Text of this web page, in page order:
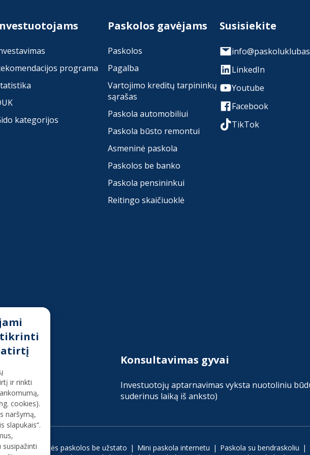
programa
kategorijos
Paskolos gavėjams
Paskolos
Pagalba
Vartojimo kreditų tarpininkų
sąrašas
Paskola automobiliui
Paskola būsto remontui
Asmeninė paskola
Paskolos be banko
Paskola pensininkui
Reitingo skaičiuoklė
Susisiekite
LinkedIn
Youtube
Facebook
TikTok
Konsultavimas gyvai
Investuotojų aptarnavimas vyksta nuotoliniu
suderinus laiką iš anksto)
Ilgalaikės paskolos be užstato Mini paskola internetu Paskola su bendraskoliu
ir rinkti
cookies).
naršymą,
slapukais“.
susipažinti